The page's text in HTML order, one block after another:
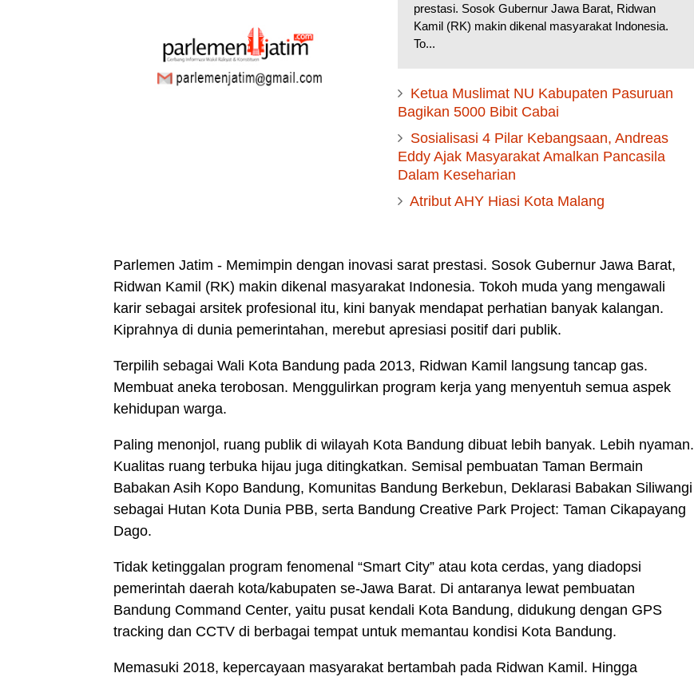
prestasi. Sosok Gubernur Jawa Barat, Ridwan
Kamil (RK) makin dikenal masyarakat Indonesia.
To...
Ketua Muslimat NU Kabupaten Pasuruan
Bagikan 5000 Bibit Cabai
Sosialisasi 4 Pilar Kebangsaan, Andreas
Eddy Ajak Masyarakat Amalkan Pancasila
Dalam Keseharian
Atribut AHY Hiasi Kota Malang
Parlemen Jatim - Memimpin dengan inovasi sarat prestasi. Sosok Gubernur Jawa Barat,
Ridwan Kamil (RK) makin dikenal masyarakat Indonesia. Tokoh muda yang mengawali
karir sebagai arsitek profesional itu, kini banyak mendapat perhatian banyak kalangan.
Kiprahnya di dunia pemerintahan, merebut apresiasi positif dari publik.
Terpilih sebagai Wali Kota Bandung pada 2013, Ridwan Kamil langsung tancap gas.
Membuat aneka terobosan. Menggulirkan program kerja yang menyentuh semua aspek
kehidupan warga.
Paling menonjol, ruang publik di wilayah Kota Bandung dibuat lebih banyak. Lebih nyaman.
Kualitas ruang terbuka hijau juga ditingkatkan. Semisal pembuatan Taman Bermain
Babakan Asih Kopo Bandung, Komunitas Bandung Berkebun, Deklarasi Babakan Siliwangi
sebagai Hutan Kota Dunia PBB, serta Bandung Creative Park Project: Taman Cikapayang
Dago.
Tidak ketinggalan program fenomenal “Smart City” atau kota cerdas, yang diadopsi
pemerintah daerah kota/kabupaten se-Jawa Barat. Di antaranya lewat pembuatan
Bandung Command Center, yaitu pusat kendali Kota Bandung, didukung dengan GPS
tracking dan CCTV di berbagai tempat untuk memantau kondisi Kota Bandung.
Memasuki 2018, kepercayaan masyarakat bertambah pada Ridwan Kamil. Hingga